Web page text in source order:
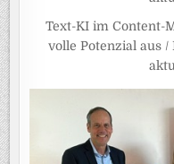
Text-KI im Content-
volle Potenzial aus